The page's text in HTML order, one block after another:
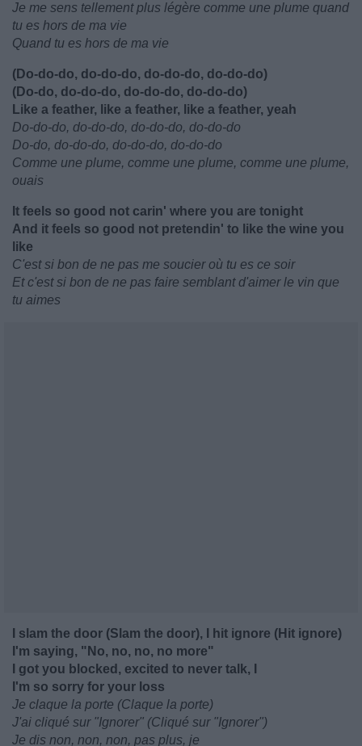
Je me sens tellement plus légère comme une plume quand
tu es hors de ma vie
Quand tu es hors de ma vie
(Do-do-do, do-do-do, do-do-do, do-do-do)
(Do-do, do-do-do, do-do-do, do-do-do)
Like a feather, like a feather, like a feather, yeah
Do-do-do, do-do-do, do-do-do, do-do-do
Do-do, do-do-do, do-do-do, do-do-do
Comme une plume, comme une plume, comme une plume,
ouais
It feels so good not carin' where you are tonight
And it feels so good not pretendin' to like the wine you
like
C'est si bon de ne pas me soucier où tu es ce soir
Et c'est si bon de ne pas faire semblant d'aimer le vin que
tu aimes
I slam the door (Slam the door), I hit ignore (Hit ignore)
I'm saying, "No, no, no, no more"
I got you blocked, excited to never talk, I
I'm so sorry for your loss
Je claque la porte (Claque la porte)
J'ai cliqué sur "Ignorer" (Cliqué sur "Ignorer")
Je dis non, non, non, pas plus, je